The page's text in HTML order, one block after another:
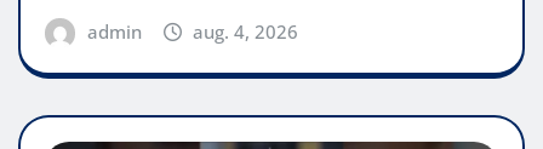
admin aug. 4, 2026